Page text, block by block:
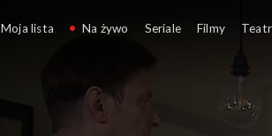
Moja lista Na żywo Seriale Filmy Teatr